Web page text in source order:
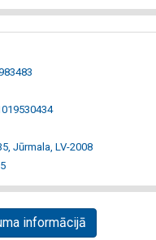
Jūrmala, LV-2008
informācijā